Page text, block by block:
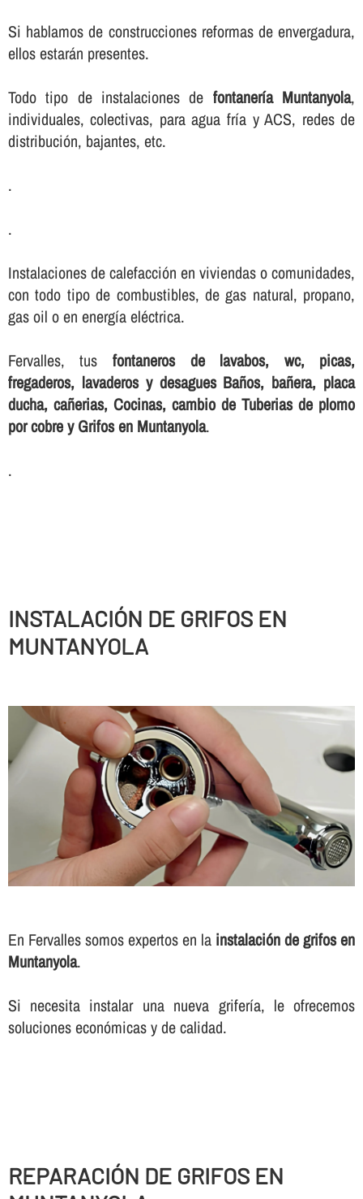
Si hablamos de construcciones reformas de envergadura,
ellos estarán presentes.
Todo tipo de instalaciones de fontanerí­a Muntanyola,
individuales, colectivas, para agua frí­a y ACS, redes de
distribución, bajantes, etc.
.
.
Instalaciones de calefacción en viviendas o comunidades,
con todo tipo de combustibles, de gas natural, propano,
gas oil o en energí­a eléctrica.
Fervalles, tus fontaneros de lavabos, wc, picas,
fregaderos, lavaderos y desagues Baños, bañera, placa
ducha, cañerias, Cocinas, cambio de Tuberias de plomo
por cobre y Grifos en Muntanyola.
.
INSTALACIÓN DE GRIFOS EN
MUNTANYOLA
En Fervalles somos expertos en la instalación de grifos en
Muntanyola.
Si necesita instalar una nueva griferí­a, le ofrecemos
soluciones económicas y de calidad.
REPARACIÓN DE GRIFOS EN